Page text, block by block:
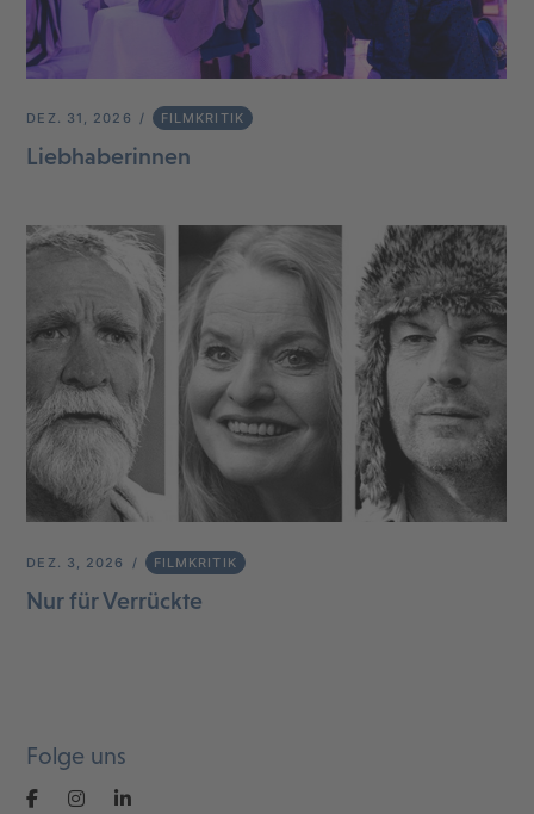
DEZ. 31, 2026 FILMKRITIK
Liebhaberinnen
DEZ. 3, 2026 FILMKRITIK
Nur für Verrückte
Folge uns